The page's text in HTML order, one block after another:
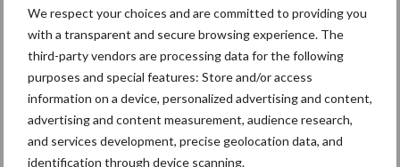
We respect your choices and are committed to providing you
with a transparent and secure browsing experience. The
third-party vendors are processing data for the following
purposes and special features: Store and/or access
information on a device, personalized advertising and content,
advertising and content measurement, audience research,
and services development, precise geolocation data, and
identification through device scanning.
Machines Duurzaamheid